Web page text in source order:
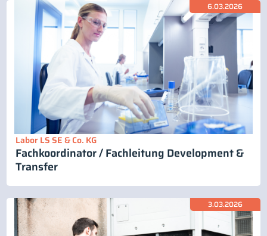
6.03.2026
Labor LS SE & Co. KG
Fachkoordinator / Fachleitung Development &
Transfer
3.03.2026